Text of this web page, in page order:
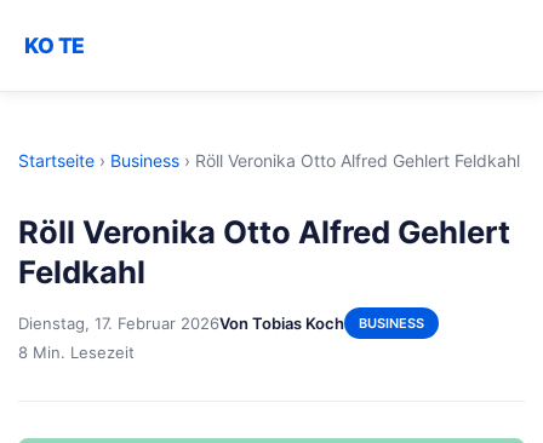
KO TE
Startseite › Business › Röll Veronika Otto Alfred Gehlert Feldkahl
Röll Veronika Otto Alfred Gehlert
Feldkahl
Dienstag, 17. Februar 2026Von Tobias Koch BUSINESS
8 Min. Lesezeit